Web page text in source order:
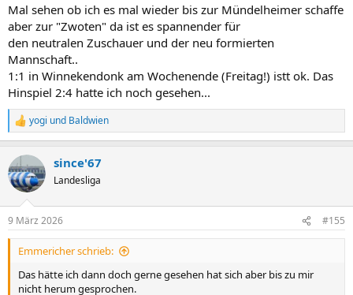
Mal sehen ob ich es mal wieder bis zur Mündelheimer schaffe
aber zur "Zwoten" da ist es spannender für
den neutralen Zuschauer und der neu formierten
Mannschaft..
1:1 in Winnekendonk am Wochenende (Freitag!) istt ok. Das
Hinspiel 2:4 hatte ich noch gesehen...
R
e
k
t
i
e
n
yogi und Baldwien
since'67
Landesliga
9 März 2026 #155
Emmericher schrieb:
Das hätte ich dann doch gerne gesehen hat sich aber bis zu mir
nicht herum gesprochen.